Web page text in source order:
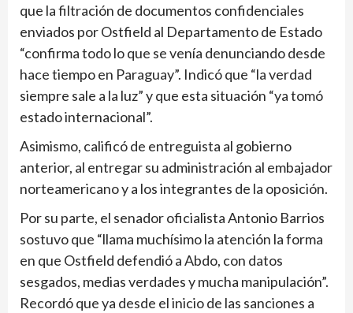
que la filtración de documentos confidenciales
enviados por Ostfield al Departamento de Estado
“confirma todo lo que se venía denunciando desde
hace tiempo en Paraguay”. Indicó que “la verdad
siempre sale a la luz” y que esta situación “ya tomó
estado internacional”.
Asimismo, calificó de entreguista al gobierno
anterior, al entregar su administración al embajador
norteamericano y a los integrantes de la oposición.
Por su parte, el senador oficialista Antonio Barrios
sostuvo que “llama muchísimo la atención la forma
en que Ostfield defendió a Abdo, con datos
sesgados, medias verdades y mucha manipulación”.
Recordó que ya desde el inicio de las sanciones a